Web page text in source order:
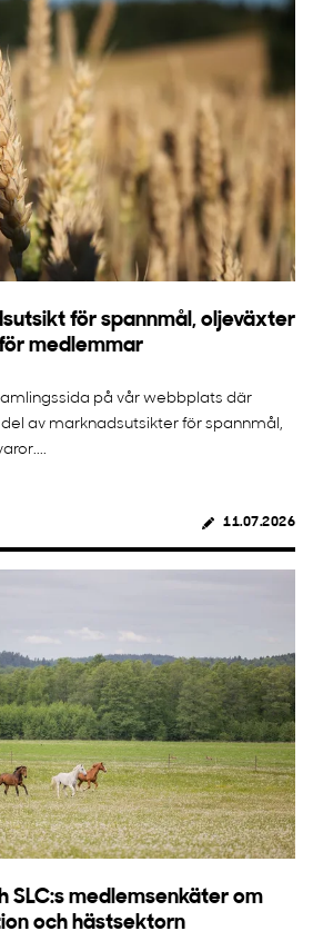
för spannmål, oljeväxter
medlemmar
på vår webbplats där
av marknadsutsikter för spannmål,
11.07.2026
SLC:s medlemsenkäter om
och hästsektorn